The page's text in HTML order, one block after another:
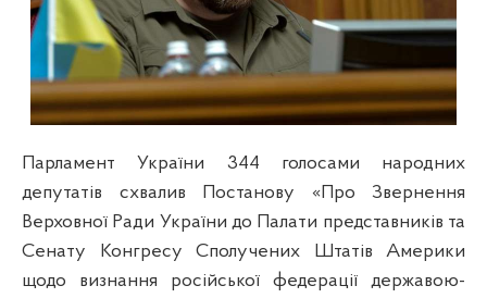
Парламент України 344 голосами народних
депутатів схвалив Постанову «Про Звернення
Верховної Ради України до Палати представників та
Сенату Конгресу Сполучених Штатів Америки
щодо визнання російської федерації державою-